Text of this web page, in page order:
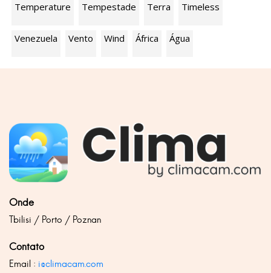
Temperature Tempestade Terra Timeless
Venezuela Vento Wind África Água
Onde
Tbilisi / Porto / Poznan
Contato
Email : i@climacam.com